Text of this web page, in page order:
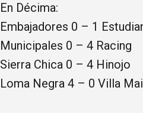
En Décima:
Embajadores 0 – 1
Municipales 0 – 4 Racing
Sierra Chica 0 – 4 Hinojo
Loma Negra 4 – 0 Villa